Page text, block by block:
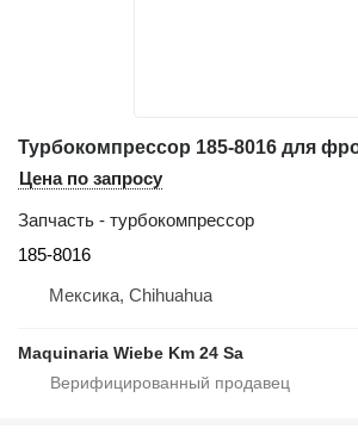
Цена по запросу
Запчасть - турбокомпрессор
185-8016
Мексика, Chihuahua
Maquinaria Wiebe Km 24 Sa